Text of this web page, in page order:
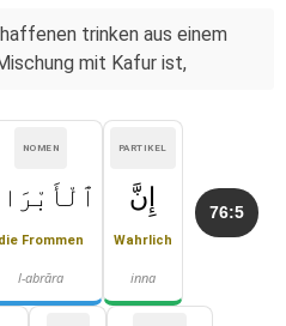
trinken aus einem
mit Kafur ist,
76:5
PARTIKEL
إِنَّ
Wahrlich
inna
NOMEN
die Frommen
l-abrāra